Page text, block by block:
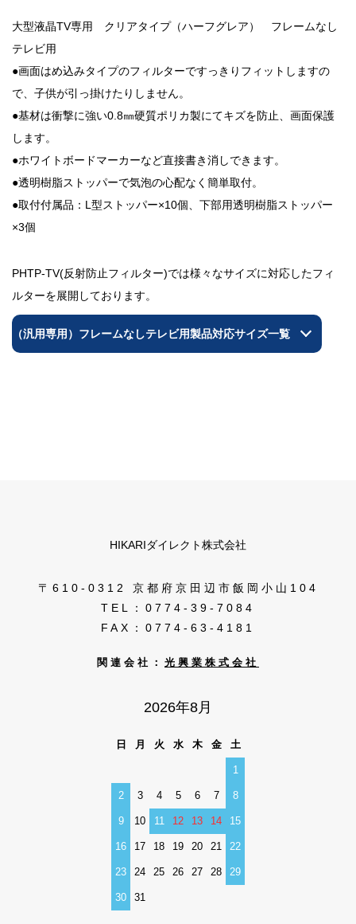
大型液晶TV専用 クリアタイプ（ハーフグレア） フレームなし
テレビ用
●画面はめ込みタイプのフィルターですっきりフィットしますの
で、子供が引っ掛けたりしません。
●基材は衝撃に強い0.8㎜硬質ポリカ製にてキズを防止、画面保護
します。
●ホワイトボードマーカーなど直接書き消しできます。
●透明樹脂ストッパーで気泡の心配なく簡単取付。
●取付付属品：L型ストッパー×10個、下部用透明樹脂ストッパー
×3個
PHTP-TV(反射防止フィルター)では様々なサイズに対応したフィ
ルターを展開しております。
（汎用専用）フレームなしテレビ用製品対応サイズ一覧
HIKARIダイレクト株式会社
〒610-0312 京都府京田辺市飯岡小山104
TEL：0774-39-7084
FAX：0774-63-4181
関連会社： 光興業株式会社
2026年8月
日 月 火 水 木 金 土
1
2 3 4 5 6 7 8
9 10 11 12 13 14 15
16 17 18 19 20 21 22
23 24 25 26 27 28 29
30 31